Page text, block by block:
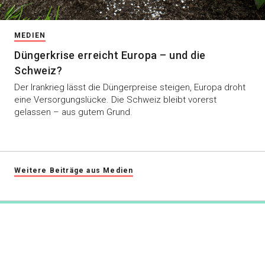
MEDIEN
Düngerkrise erreicht Europa – und die
Schweiz?
Der Irankrieg lässt die Düngerpreise steigen, Europa droht
eine Versorgungslücke. Die Schweiz bleibt vorerst
gelassen – aus gutem Grund.
Weitere Beiträge aus Medien